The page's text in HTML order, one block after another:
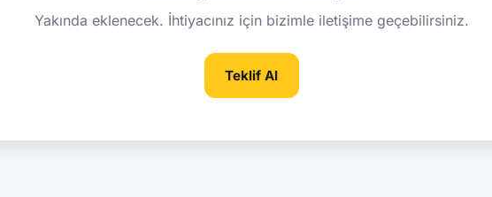
Yakında eklenecek. İhtiyacınız için bizimle iletişime geçebilirsiniz.
Teklif Al